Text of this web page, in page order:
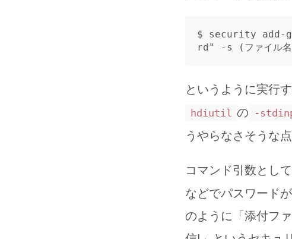
$ security add-
rd"
-s ( ファイル名
というように実行
hdiutil の -
うやらなさそうな点
コマンド引数とし
などでパスワード
のように「添付フ